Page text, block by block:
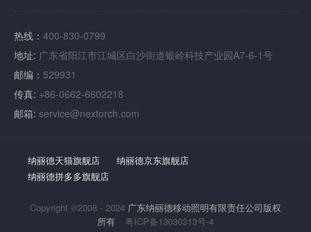
热线： 400-830-0799
地址: 广东省阳江市江城区白沙街道银岭科技产业园A7-6-1号
邮编： 529931
传真: +86-0662-6602218
邮箱: service@nextorch.com
纳丽德天猫旗舰店
纳丽德京东旗舰店
纳丽德拼多多旗舰店
Copyright ©2008 - 2024 广东纳丽德移动照明有限责任公司版权
所有
粤ICP备13030313号-4